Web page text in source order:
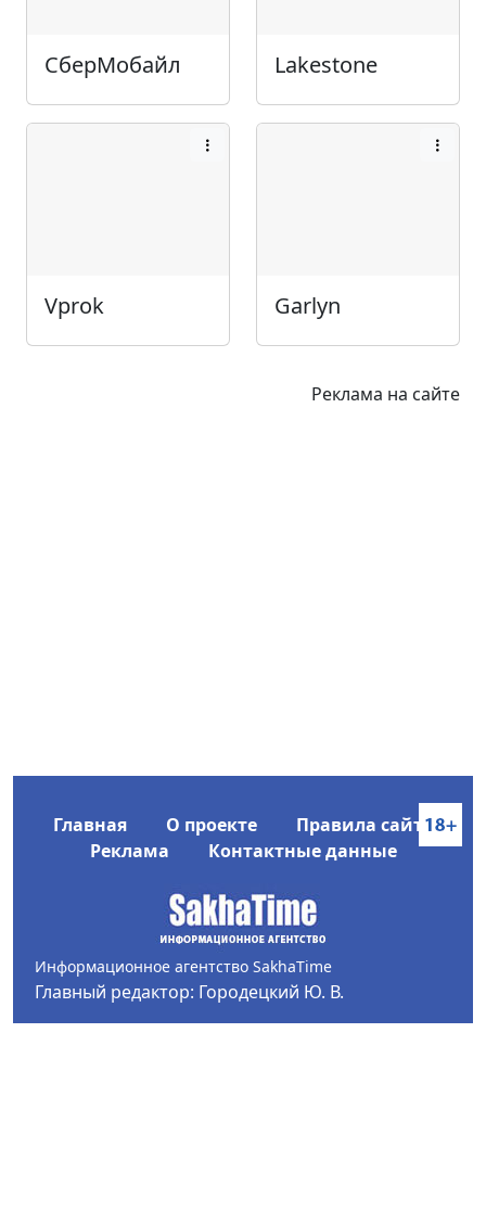
СберМобайл Lakestone
Vprok Garlyn
Реклама на сайте
Главная О проекте
Правила сайта
Реклама
Контактные данные
Информационное агентство SakhaTime
Главный редактор: Городецкий Ю. В.